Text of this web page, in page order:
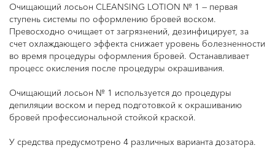
Очищающий лосьон CLEANSING LOTION № 1 — первая
ступень системы по оформлению бровей воском.
Превосходно очищает от загрязнений, дезинфицирует, за
счет охлаждающего эффекта снижает уровень болезненности
во время процедуры оформления бровей. Останавливает
процесс окисления после процедуры окрашивания.
Очищающий лосьон № 1 используется до процедуры
депиляции воском и перед подготовкой к окрашиванию
бровей профессиональной стойкой краской.
У средства предусмотрено 4 различных варианта дозатора.